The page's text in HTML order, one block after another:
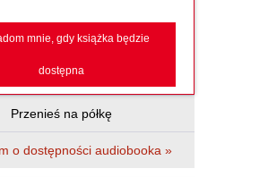
mnie, gdy książka będzie
dostępna
Przenieś na półkę
o dostępności audiobooka »